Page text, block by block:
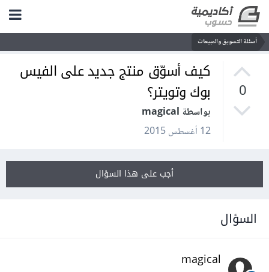
أسئلة التسويق والمبيعات
0
كيف أسوّق منتج جديد على الفيس
بوك وتويتر؟
بواسطة magical
12 أغسطس 2015
أجب على هذا السؤال
السؤال
magical